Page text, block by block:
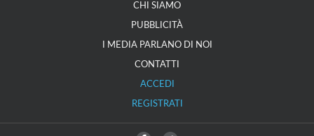
CHI SIAMO
PUBBLICITÀ
I MEDIA PARLANO DI NOI
CONTATTI
ACCEDI
REGISTRATI